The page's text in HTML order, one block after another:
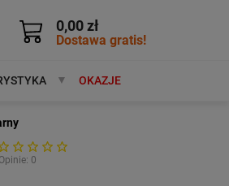
0,00 zł
Dostawa gratis!
MARKIOKAZJE
Opinie: 0